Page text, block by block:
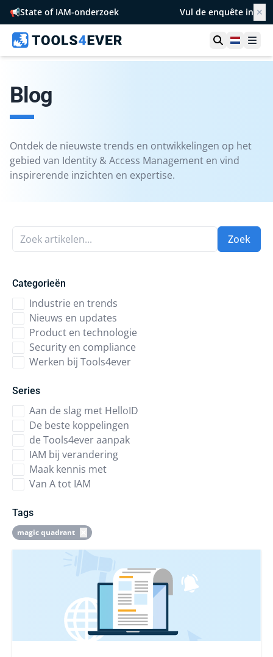
📢State of IAM-onderzoek Vul de enquête in ✕
Toon zoek
Blog
Ontdek de nieuwste trends en ontwikkelingen op het
gebied van Identity & Access Management en vind
inspirerende inzichten en expertise.
Zoek artikelen... Zoek
Categorieën
Industrie en trends
Nieuws en updates
Product en technologie
Security en compliance
Werken bij Tools4ever
Series
Aan de slag met HelloID
De beste koppelingen
de Tools4ever aanpak
IAM bij verandering
Maak kennis met
Van A tot IAM
Tags
magic quadrant